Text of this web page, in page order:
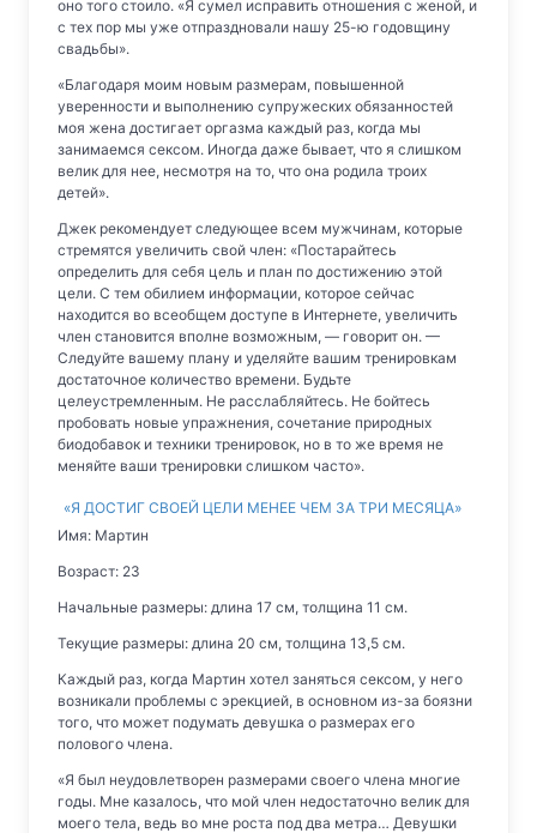
оно того стоило. «Я сумел исправить отношения с женой, и
с тех пор мы уже отпраздновали нашу 25-ю годовщину
свадьбы».
«Благодаря моим новым размерам, повышенной
уверенности и выполнению супружеских обязанностей
моя жена достигает оргазма каждый раз, когда мы
занимаемся сексом. Иногда даже бывает, что я слишком
велик для нее, несмотря на то, что она родила троих
детей».
Джек рекомендует следующее всем мужчинам, которые
стремятся увеличить свой член: «Постарайтесь
определить для себя цель и план по достижению этой
цели. С тем обилием информации, которое сейчас
находится во всеобщем доступе в Интернете, увеличить
член становится вполне возможным, — говорит он. —
Следуйте вашему плану и уделяйте вашим тренировкам
достаточное количество времени. Будьте
целеустремленным. Не расслабляйтесь. Не бойтесь
пробовать новые упражнения, сочетание природных
биодобавок и техники тренировок, но в то же время не
меняйте ваши тренировки слишком часто».
«Я ДОСТИГ СВОЕЙ ЦЕЛИ МЕНЕЕ ЧЕМ ЗА ТРИ МЕСЯЦА»
Имя: Мартин
Возраст: 23
Начальные размеры: длина 17 см, толщина 11 см.
Текущие размеры: длина 20 см, толщина 13,5 см.
Каждый раз, когда Мартин хотел заняться сексом, у него
возникали проблемы с эрекцией, в основном из-за боязни
того, что может подумать девушка о размерах его
полового члена.
«Я был неудовлетворен размерами своего члена многие
годы. Мне казалось, что мой член недостаточно велик для
моего тела, ведь во мне роста под два метра… Девушки